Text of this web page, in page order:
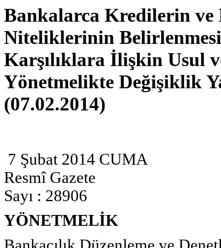
Bankalarca Kredilerin ve
Niteliklerinin
Karşılıklara İlişkin Usul
Yönetmelikte Değişiklik
(07.02.2014)
7 Şubat 2014 CUMA
Resmî Gazete
Sayı : 28906
YÖNETMELİK